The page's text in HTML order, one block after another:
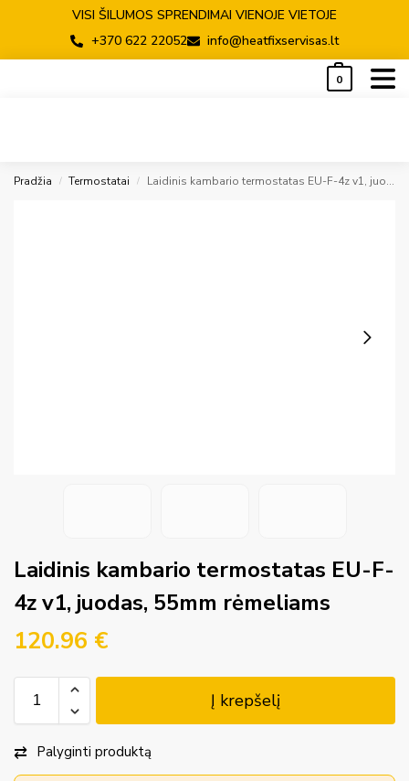
VISI ŠILUMOS SPRENDIMAI VIENOJE VIETOJE
+370 622 22052
info@heatfixservisas.lt
0
Pradžia / Termostatai / Laidinis kambario termostatas EU-F-4z v1, juodas, 55mm rėmeliams
Laidinis kambario termostatas EU-F-
4z v1, juodas, 55mm rėmeliams
120.96 €
Į krepšelį
Palyginti produktą